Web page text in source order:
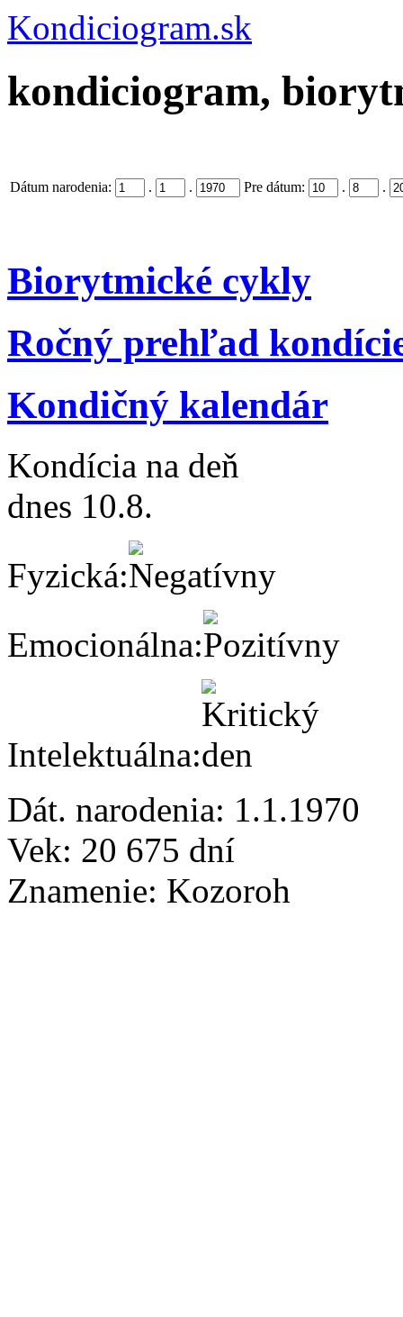
Kondiciogram.sk
kondiciogram,
Dátum narodenia: . . Pre dátum: . .
Biorytmické cykly
Ročný prehľad
Kondičný kalendár
Kondícia na deň
dnes 10.8.
Fyzická:
Emocionálna:
Intelektuálna:
Dát. narodenia: 1.1.1970
Vek: 20 675 dní
Znamenie: Kozoroh